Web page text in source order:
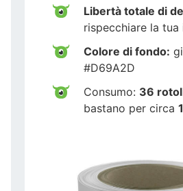
Libertà totale di
rispecchiare la tua
Colore di fondo:
#D69A2D
Consumo: 36
bastano per circa